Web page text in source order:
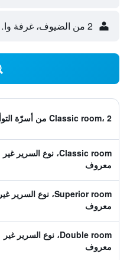
2 من الضيوف، غرفة واحدة
Classic room، 2 من أسرّة التوأم
Classic room، نوع السرير غير
معروف
Superior room، نوع السرير غير
معروف
Double room، نوع السرير غير
معروف